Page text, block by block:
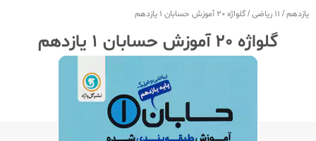
یازدهم/ 11 ریاضی /گلواژه 20 آموزش حسابان 1 یازدهم
گلواژه 20 آموزش حسابان 1 یازدهم